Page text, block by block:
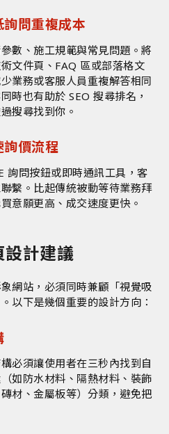
問重複成本
數、施工規範與常見問題。將
文件頁、FAQ 區或部落格文
業務或客服人員重複解答相同
時也有助於SEO 搜尋排名 ，
搜尋找到你。
詢價流程
詢問按鈕或即時通訊工具，客
繫。比起傳統被動等待業務拜
意願更高、成交速度更快。
設計建議
網站，必須同時兼顧「視覺吸
以下是幾個重要的設計方向：
必須讓使用者在三秒內找到自
如防水材料、隔熱材料、裝飾
材、金屬板等）分類，避免把